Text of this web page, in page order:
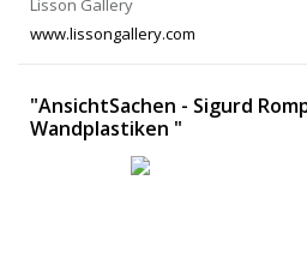
Lisson Gallery
www.lissongallery.com
"AnsichtSachen - Sigurd
Wandplastiken "